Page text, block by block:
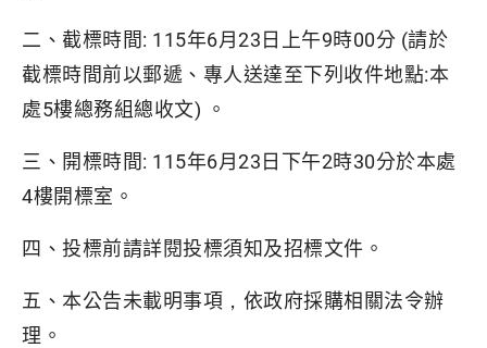
二、截標時間: 115年6月23日上午9時00分 (請於
截標時間前以郵遞、專人送達至下列收件地點:本
處5樓總務組總收文) 。
三、開標時間: 115年6月23日下午2時30分於本處
4樓開標室。
四、投標前請詳閱投標須知及招標文件。
五、本公告未載明事項，依政府採購相關法令辦
理。